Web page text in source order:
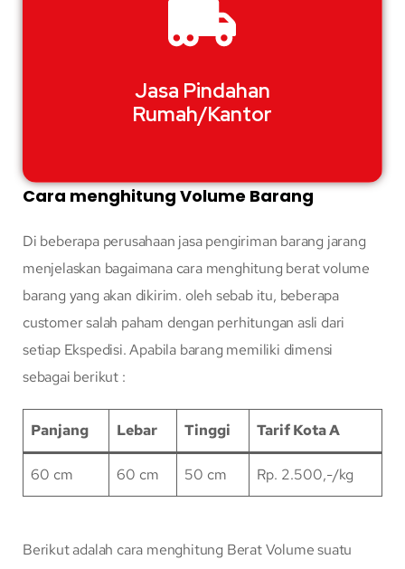
Jasa Pindahan
Rumah/Kantor
Cara menghitung Volume Barang
Di beberapa perusahaan jasa pengiriman barang jarang
menjelaskan bagaimana cara menghitung berat volume
barang yang akan dikirim. oleh sebab itu, beberapa
customer salah paham dengan perhitungan asli dari
setiap Ekspedisi. Apabila barang memiliki dimensi
sebagai berikut :
Panjang Lebar Tinggi Tarif Kota A
60 cm 60 cm 50 cm Rp. 2.500,-/kg
Berikut adalah cara menghitung Berat Volume suatu